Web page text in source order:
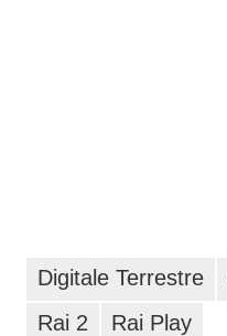
Digitale Terrestre
Rai 2
Rai Play